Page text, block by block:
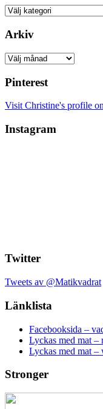
Kategorier
Arkiv
Arkiv
Pinterest
Visit Christine's profile
Instagram
Twitter
Tweets av @Matikvadrat
Länklista
Facebooksida –
Lyckas med mat –
Lyckas med mat –
Stronger